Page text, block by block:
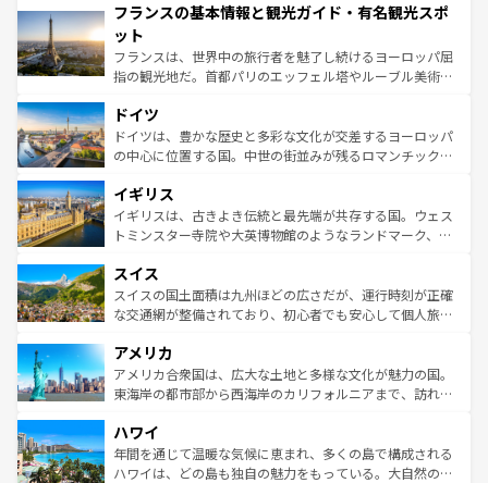
ませてくれるイタリアで、忘れられない旅をしてみよう！
なお、新着のイタリア情報は
しい。
文化が根付くこの国では、情熱的なフラメンコ、熱気あふ
れる闘牛、そして美味しいタパスが生活の一部となってい
る。首都マドリードの洗練された雰囲気や、バルセロナの
アートに溢れた街角から、地方では古代ローマ遺跡や中世
せる。地方によって風土や気候が異なるスペインはその個
性で訪れる人を魅了する。 なお、新着のスペイン情報は コ
ンテンツ一覧を参照してほしい。
フランスの基本情報と観光ガイド・有名観光スポ
ット
フランスは、世界中の旅行者を魅了し続けるヨーロッパ屈
指の観光地だ。首都パリのエッフェル塔やルーブル美術館
で、幅広い魅力が詰まっている。華麗な宮殿、歴史的な大
聖堂、美しいビーチ、そして豊かな自然が、訪れる者を心
から魅了する。また、フランスは美食の国としても知ら
いる。シャンパンの発祥地であるランス、プロヴァンスの
香り高いラベンダー畑など、多彩な楽しみ方が可能だ。さ
らに、パリ以外の地域にも魅力が溢れており、どの街角に
れる地方に足を運ぶとそれぞれで全く異なる文化を体験で
きるだろう。 なお、新着のフランス情報はコンテンツ一覧
を参照してほしい。
ドイツ
ドイツは、豊かな歴史と多彩な文化が交差するヨーロッパ
の中心に位置する国。中世の街並みが残るロマンチック街
顔を持つこの国は、どこを歩いても飽きることがない。ベ
ルリンの文化的活気、バイエルン州のアルプスの絶景、そ
してライン川沿いのワイン畑といった風景は必見。ビール
は、お酒好きな人にはぜひ体験してほしい。 なお、新着の
ドイツ情報はコンテンツ一覧を参照してほしい。
イギリス
イギリスは、古きよき伝統と最先端が共存する国。ウェス
トミンスター寺院や大英博物館のようなランドマーク、歴
リアごとに異なる魅力がある。また、優雅なアフタヌーン
ティー、ビール好きにはたまらない英国パブ、サッカー観
戦など、本場だからこそできる体験も豊富。イギリスを旅
ンツ一覧を参照してほしい。
スイス
スイスの国土面積は九州ほどの広さだが、運行時刻が正確
な交通網が整備されており、初心者でも安心して個人旅行
の建物がそのまま残る町や、スイスならではのユニークな
博物館もあり、アルプス観光だけでなく町歩きも満喫する
ことができる。国民の所得が高いため物価も高いが、旅行
ば市内交通費無料で観光を楽しむこともできる。 なお、新
着のスイス情報はコンテンツ一覧 を参照してほしい。
アメリカ
アメリカ合衆国は、広大な土地と多様な文化が魅力の国。
東海岸の都市部から西海岸のカリフォルニアまで、訪れる
のような巨大都市は、観光、ショッピング、エンターテイ
ンメントが詰まった刺激的なスポットだ。一方、アメリカ
西部には大自然が広がり、グランドキャニオンやイエロー
ハワイ
年間を通じて温暖な気候に恵まれ、多くの島で構成される
ハワイは、どの島も独自の魅力をもっている。大自然の神